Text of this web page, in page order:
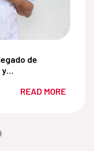
de desarrollo,
de
y
READ MORE